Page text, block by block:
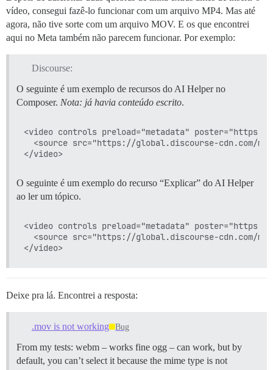
vídeo, consegui fazê-lo funcionar com um arquivo MP4. Mas até
agora, não tive sorte com um arquivo MOV. E os que encontrei
aqui no Meta também não parecem funcionar. Por exemplo:
Discourse:
O seguinte é um exemplo de recursos do AI Helper no
Composer. Nota: já havia conteúdo escrito.
<video controls preload="metadata" poster="https://
<source src="https://global.discourse-cdn.com/
O seguinte é um exemplo do recurso “Explicar” do AI Helper
ao ler um tópico.
<video controls preload="metadata" poster="https://
<source src="https://global.discourse-cdn.com/
Deixe pra lá. Encontrei a resposta:
.mov is not working Bug
From my tests: webm – works fine ogg – can work, but by
default, you can’t select it because the mime type is not